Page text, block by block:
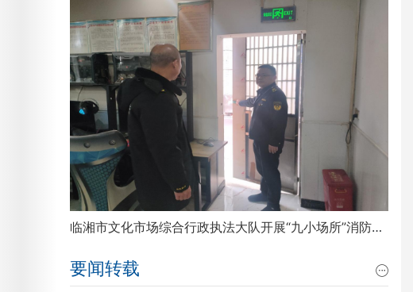
临湘市文化市场综合行政执法大队开展“九小场所”消防安全排查整治工作
要闻转载